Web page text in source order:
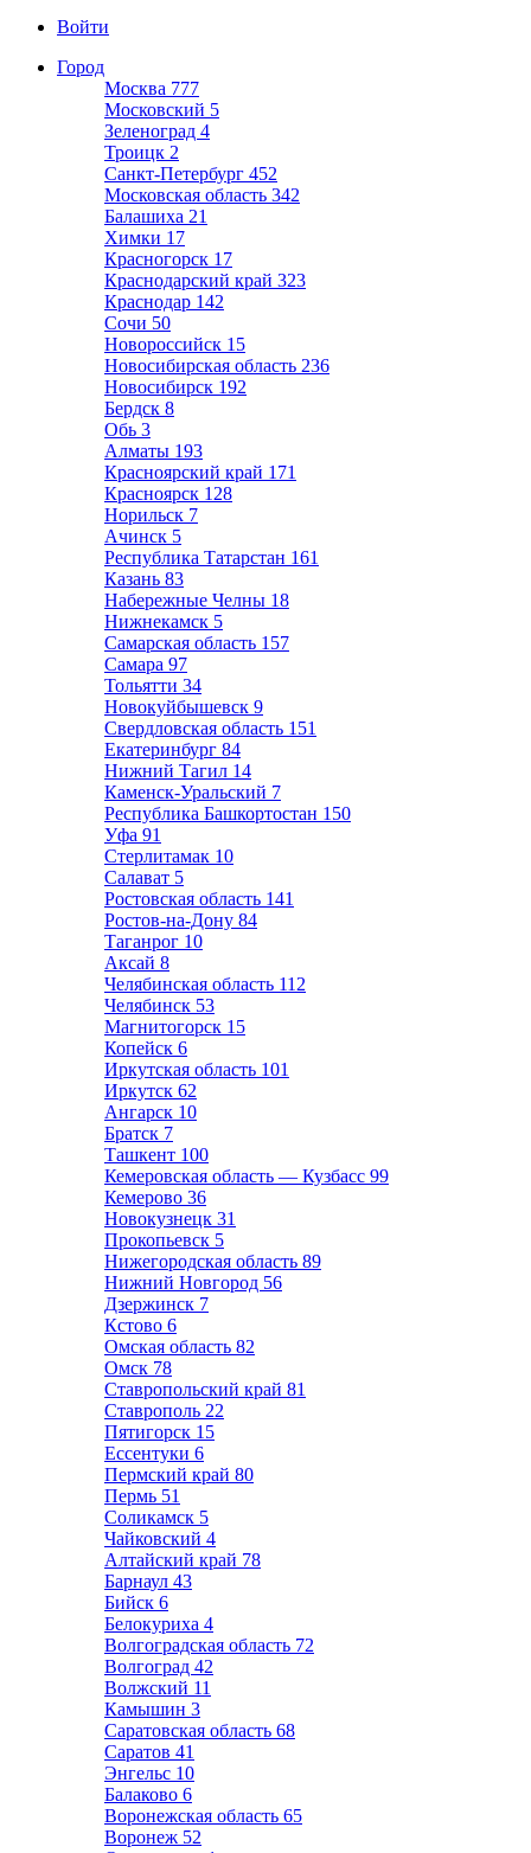
Войти
Город
Москва 777
Московский 5
Зеленоград 4
Троицк 2
Санкт-Петербург 452
Московская область 342
Балашиха 21
Химки 17
Красногорск 17
Краснодарский край 323
Краснодар 142
Сочи 50
Новороссийск 15
Новосибирская область 236
Новосибирск 192
Бердск 8
Обь 3
Алматы 193
Красноярский край 171
Красноярск 128
Норильск 7
Ачинск 5
Республика Татарстан 161
Казань 83
Набережные Челны 18
Нижнекамск 5
Самарская область 157
Самара 97
Тольятти 34
Новокуйбышевск 9
Свердловская область 151
Екатеринбург 84
Нижний Тагил 14
Каменск-Уральский 7
Республика Башкортостан 150
Уфа 91
Стерлитамак 10
Салават 5
Ростовская область 141
Ростов-на-Дону 84
Таганрог 10
Аксай 8
Челябинская область 112
Челябинск 53
Магнитогорск 15
Копейск 6
Иркутская область 101
Иркутск 62
Ангарск 10
Братск 7
Ташкент 100
Кемеровская область — Кузбасс 99
Кемерово 36
Новокузнецк 31
Прокопьевск 5
Нижегородская область 89
Нижний Новгород 56
Дзержинск 7
Кстово 6
Омская область 82
Омск 78
Ставропольский край 81
Ставрополь 22
Пятигорск 15
Ессентуки 6
Пермский край 80
Пермь 51
Соликамск 5
Чайковский 4
Алтайский край 78
Барнаул 43
Бийск 6
Белокуриха 4
Волгоградская область 72
Волгоград 42
Волжский 11
Камышин 3
Саратовская область 68
Саратов 41
Энгельс 10
Балаково 6
Воронежская область 65
Воронеж 52